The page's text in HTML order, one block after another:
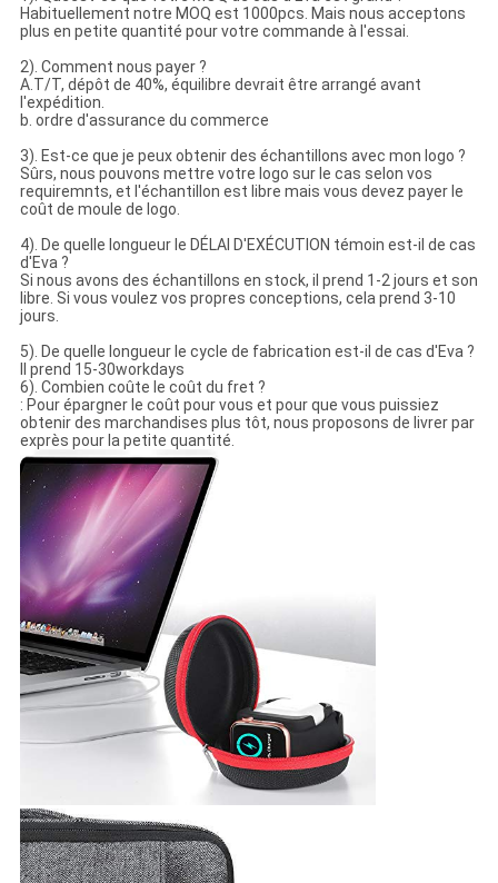
Habituellement notre MOQ est 1000pcs. Mais nous acceptons
plus en petite quantité pour votre commande à l'essai.
2). Comment nous payer ?
A.T/T, dépôt de 40%, équilibre devrait être arrangé avant
l'expédition.
b. ordre d'assurance du commerce
3). Est-ce que je peux obtenir des échantillons avec mon logo ?
Sûrs, nous pouvons mettre votre logo sur le cas selon vos
requiremnts, et l'échantillon est libre mais vous devez payer le
coût de moule de logo.
4). De quelle longueur le DÉLAI D'EXÉCUTION témoin est-il de cas
d'Eva ?
Si nous avons des échantillons en stock, il prend 1-2 jours et son
libre. Si vous voulez vos propres conceptions, cela prend 3-10
jours.
5). De quelle longueur le cycle de fabrication est-il de cas d'Eva ?
Il prend 15-30workdays
6). Combien coûte le coût du fret ?
: Pour épargner le coût pour vous et pour que vous puissiez
obtenir des marchandises plus tôt, nous proposons de livrer par
exprès pour la petite quantité.